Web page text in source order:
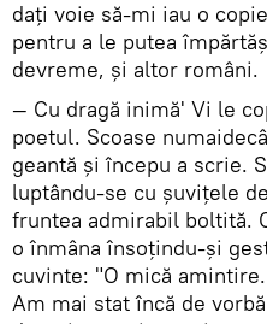
daţi voie să-mi iau o
pentru a le putea
devreme, şi altor români.
— Cu dragă inimă' Vi le
poetul. Scoase
geantă şi începu a scrie.
luptându-se cu șuvițele
fruntea admirabil boltită.
o înmâna însoțindu-și
cuvinte: "O mică
Am mai stat încă de